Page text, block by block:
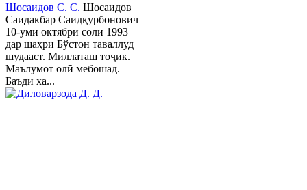
Шосаидов С. С. Шосаидов
Саидакбар Саидқурбонович
10-уми октябри соли 1993
дар шаҳри Бўстон таваллуд
шудааст. Миллаташ тоҷик.
Маълумот олӣ мебошад.
Баъди ха...